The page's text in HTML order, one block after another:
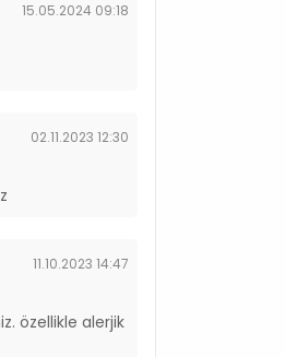
15.05.2024 09:18
02.11.2023 12:30
11.10.2023 14:47
özellikle alerjik